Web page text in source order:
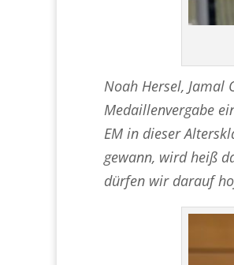
Noah Hersel, Jamal
Medaillenvergabe
EM in dieser
gewann, wird heiß
dürfen wir darauf